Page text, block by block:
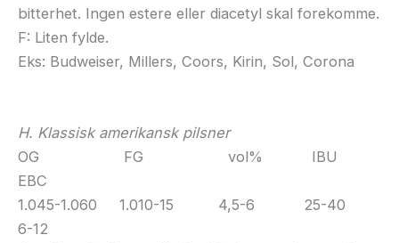
bitterhet. Ingen estere eller diacetyl skal forekomme.
F: Liten fylde.
Eks: Budweiser, Millers, Coors, Kirin, Sol, Corona
H. Klassisk amerikansk pilsner
OG FG vol% IBU
EBC
1.045-1.060 1.010-15 4,5-6 25-40
6-12